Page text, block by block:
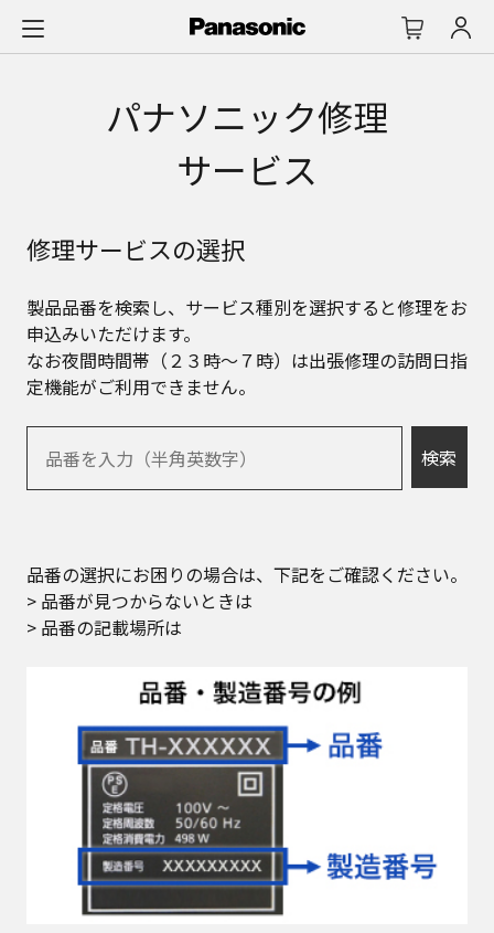
パナソニック修理
サービス
修理サービスの選択
製品品番を検索し、サービス種別を選択すると修理をお
申込みいただけます。
なお夜間時間帯（２３時～７時）は出張修理の訪問日指
定機能がご利用できません。
検索
品番の選択にお困りの場合は、下記をご確認ください。
> 品番が見つからないときは
> 品番の記載場所は